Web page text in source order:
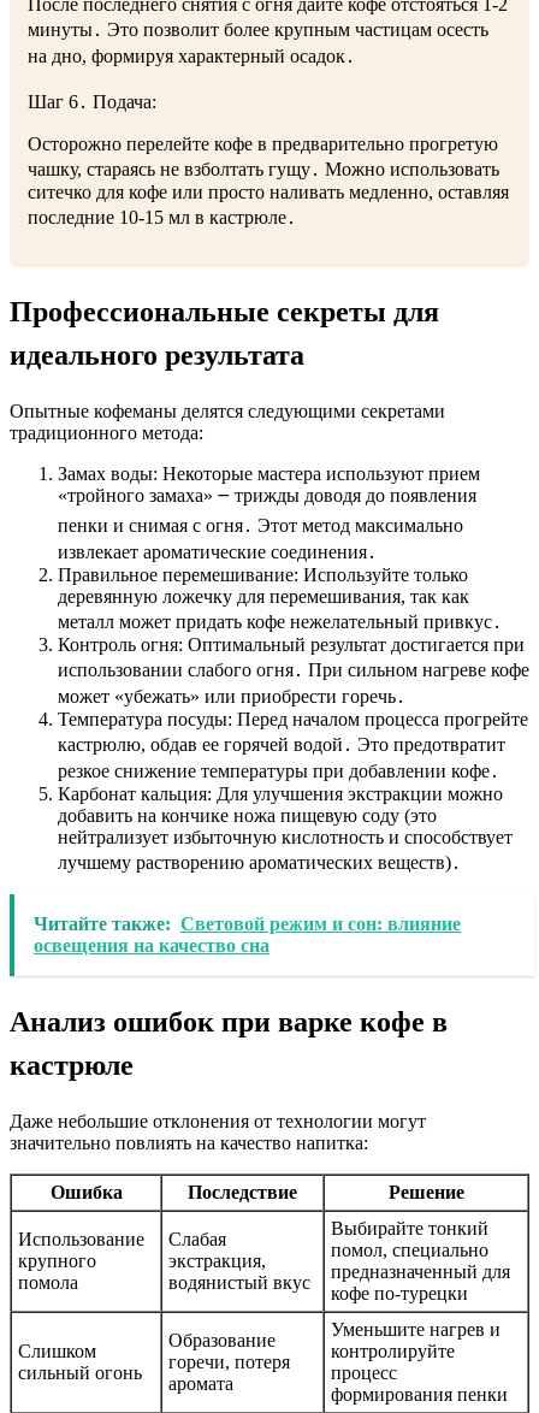
минуты․ Это позволит более крупным частицам осесть
на дно, формируя характерный осадок․
Шаг 6․ Подача:
Осторожно перелейте кофе в предварительно прогретую
чашку, стараясь не взболтать гущу․ Можно использовать
ситечко для кофе или просто наливать медленно, оставляя
последние 10-15 мл в кастрюле․
Профессиональные секреты для
идеального результата
Опытные кофеманы делятся следующими секретами
традиционного метода:
Замах воды: Некоторые мастера используют прием
«тройного замаха» ౼ трижды доводя до появления
пенки и снимая с огня․ Этот метод максимально
извлекает ароматические соединения․
Правильное перемешивание: Используйте только
деревянную ложечку для перемешивания, так как
металл может придать кофе нежелательный привкус․
Контроль огня: Оптимальный результат достигается при
использовании слабого огня․ При сильном нагреве кофе
может «убежать» или приобрести горечь․
Температура посуды: Перед началом процесса прогрейте
кастрюлю, обдав ее горячей водой․ Это предотвратит
резкое снижение температуры при добавлении кофе․
Карбонат кальция: Для улучшения экстракции можно
добавить на кончике ножа пищевую соду (это
нейтрализует избыточную кислотность и способствует
лучшему растворению ароматических веществ)․
Читайте также: Световой режим и сон: влияние
освещения на качество сна
Анализ ошибок при варке кофе в
кастрюле
Даже небольшие отклонения от технологии могут
значительно повлиять на качество напитка:
Ошибка Последствие Решение
Использование
крупного
помола
Слабая
экстракция,
водянистый вкус
Выбирайте тонкий
помол, специально
предназначенный для
кофе по-турецки
Слишком
сильный огонь
Образование
горечи, потеря
аромата
Уменьшите нагрев и
контролируйте
процесс
формирования пенки